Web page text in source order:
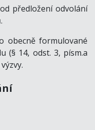
předložení odvolání
obecně formulované
(§ 14, odst. 3, písm.a